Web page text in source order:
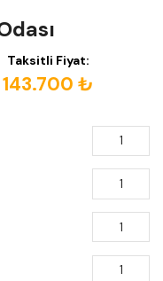
Taksitli Fiyat:
143.700 ₺